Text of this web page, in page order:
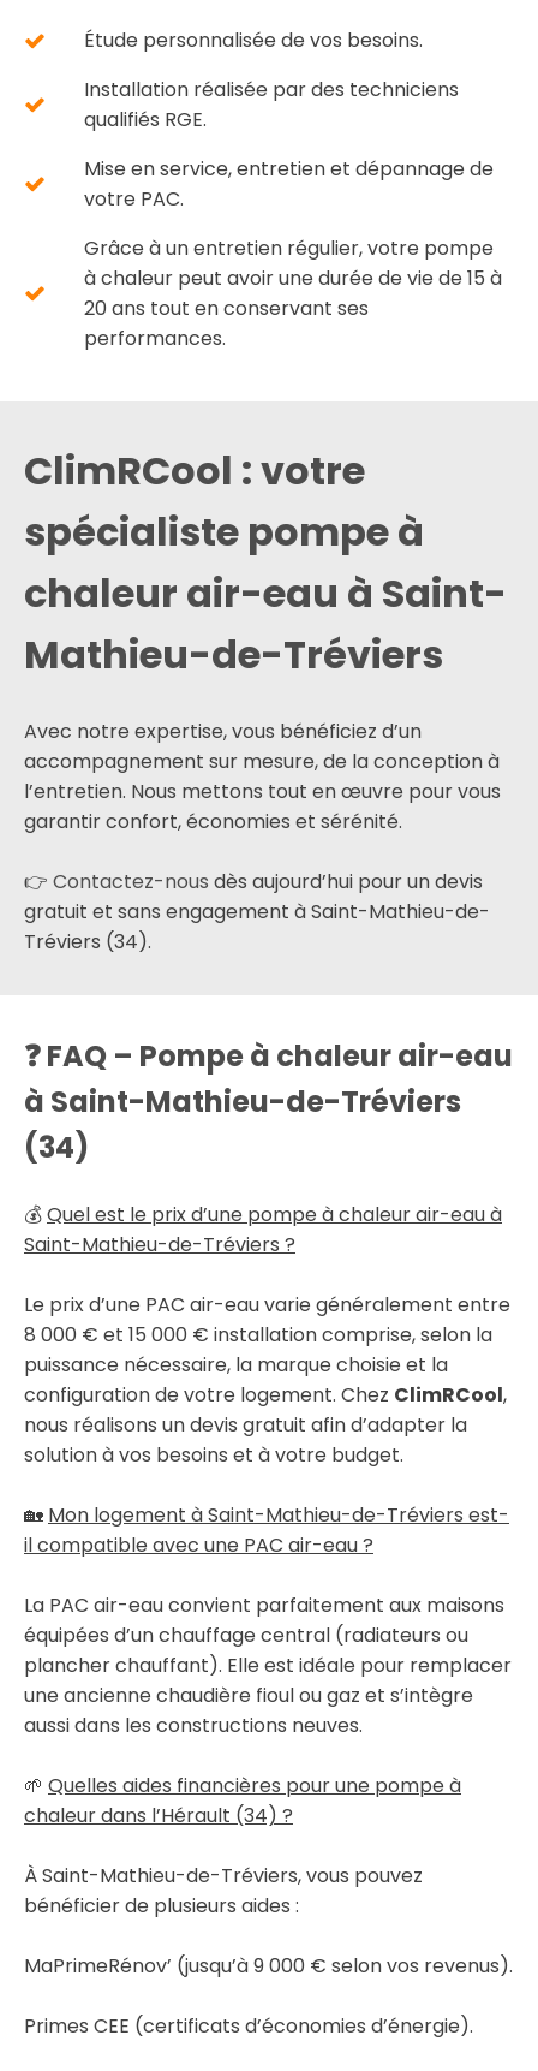
Étude personnalisée de vos besoins.
Installation réalisée par des techniciens
qualifiés RGE.
Mise en service, entretien et dépannage de
votre PAC.
Grâce à un entretien régulier, votre pompe
à chaleur peut avoir une durée de vie de 15 à
20 ans tout en conservant ses
performances.
ClimRCool : votre
spécialiste pompe à
chaleur air-eau à Saint-
Mathieu-de-Tréviers
Avec notre expertise, vous bénéficiez d’un
accompagnement sur mesure, de la conception à
l’entretien. Nous mettons tout en œuvre pour vous
garantir confort, économies et sérénité.
👉 Contactez-nous dès aujourd’hui pour un devis
gratuit et sans engagement à Saint-Mathieu-de-
Tréviers (34).
❓ FAQ – Pompe à chaleur air-eau
à Saint-Mathieu-de-Tréviers
(34)
💰Quel est le prix d’une pompe à chaleur air-eau à
Saint-Mathieu-de-Tréviers ?
Le prix d’une PAC air-eau varie généralement entre
8 000 € et 15 000 € installation comprise, selon la
puissance nécessaire, la marque choisie et la
configuration de votre logement. Chez ClimRCool,
nous réalisons un devis gratuit afin d’adapter la
solution à vos besoins et à votre budget.
🏡 Mon logement à Saint-Mathieu-de-Tréviers est-
il compatible avec une PAC air-eau ?
La PAC air-eau convient parfaitement aux maisons
équipées d’un chauffage central (radiateurs ou
plancher chauffant). Elle est idéale pour remplacer
une ancienne chaudière fioul ou gaz et s’intègre
aussi dans les constructions neuves.
🌱 Quelles aides financières pour une pompe à
chaleur dans l’Hérault (34) ?
À Saint-Mathieu-de-Tréviers, vous pouvez
bénéficier de plusieurs aides :
MaPrimeRénov’ (jusqu’à 9 000 € selon vos revenus).
Primes CEE (certificats d’économies d’énergie).